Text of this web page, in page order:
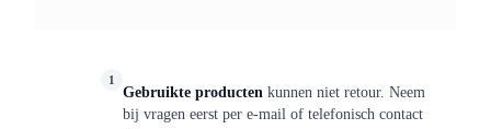
1
Gebruikte producten kunnen niet retour. Neem
bij vragen eerst per e-mail of telefonisch contact